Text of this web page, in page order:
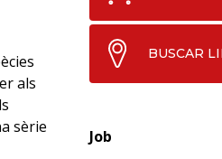
als
sèrie
BUSCAR
Job